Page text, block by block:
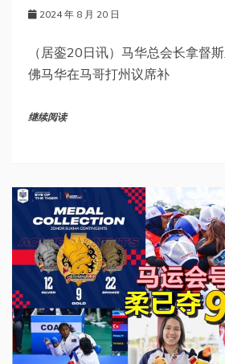
2024 年 8 月 20 日
（居銮20日讯）马华总会长拿督
佛马华在马哥打州议席补
继续阅读